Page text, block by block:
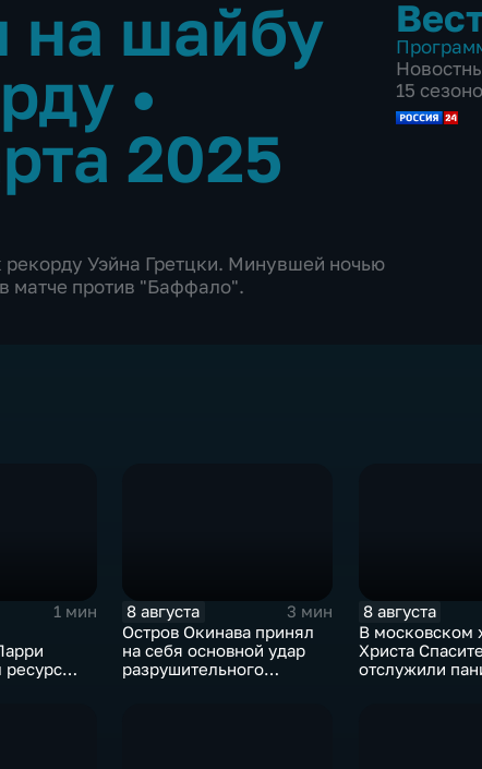
на шайбу
•
2025
Уэйна Гретцки. Минувшей ночью
матче против "Баффало".
15
1 мин
ресурс
8 августа
3 мин
Остров Окинава принял
на себя основной удар
разрушительного
8 августа
В московском
Христа
отслужили